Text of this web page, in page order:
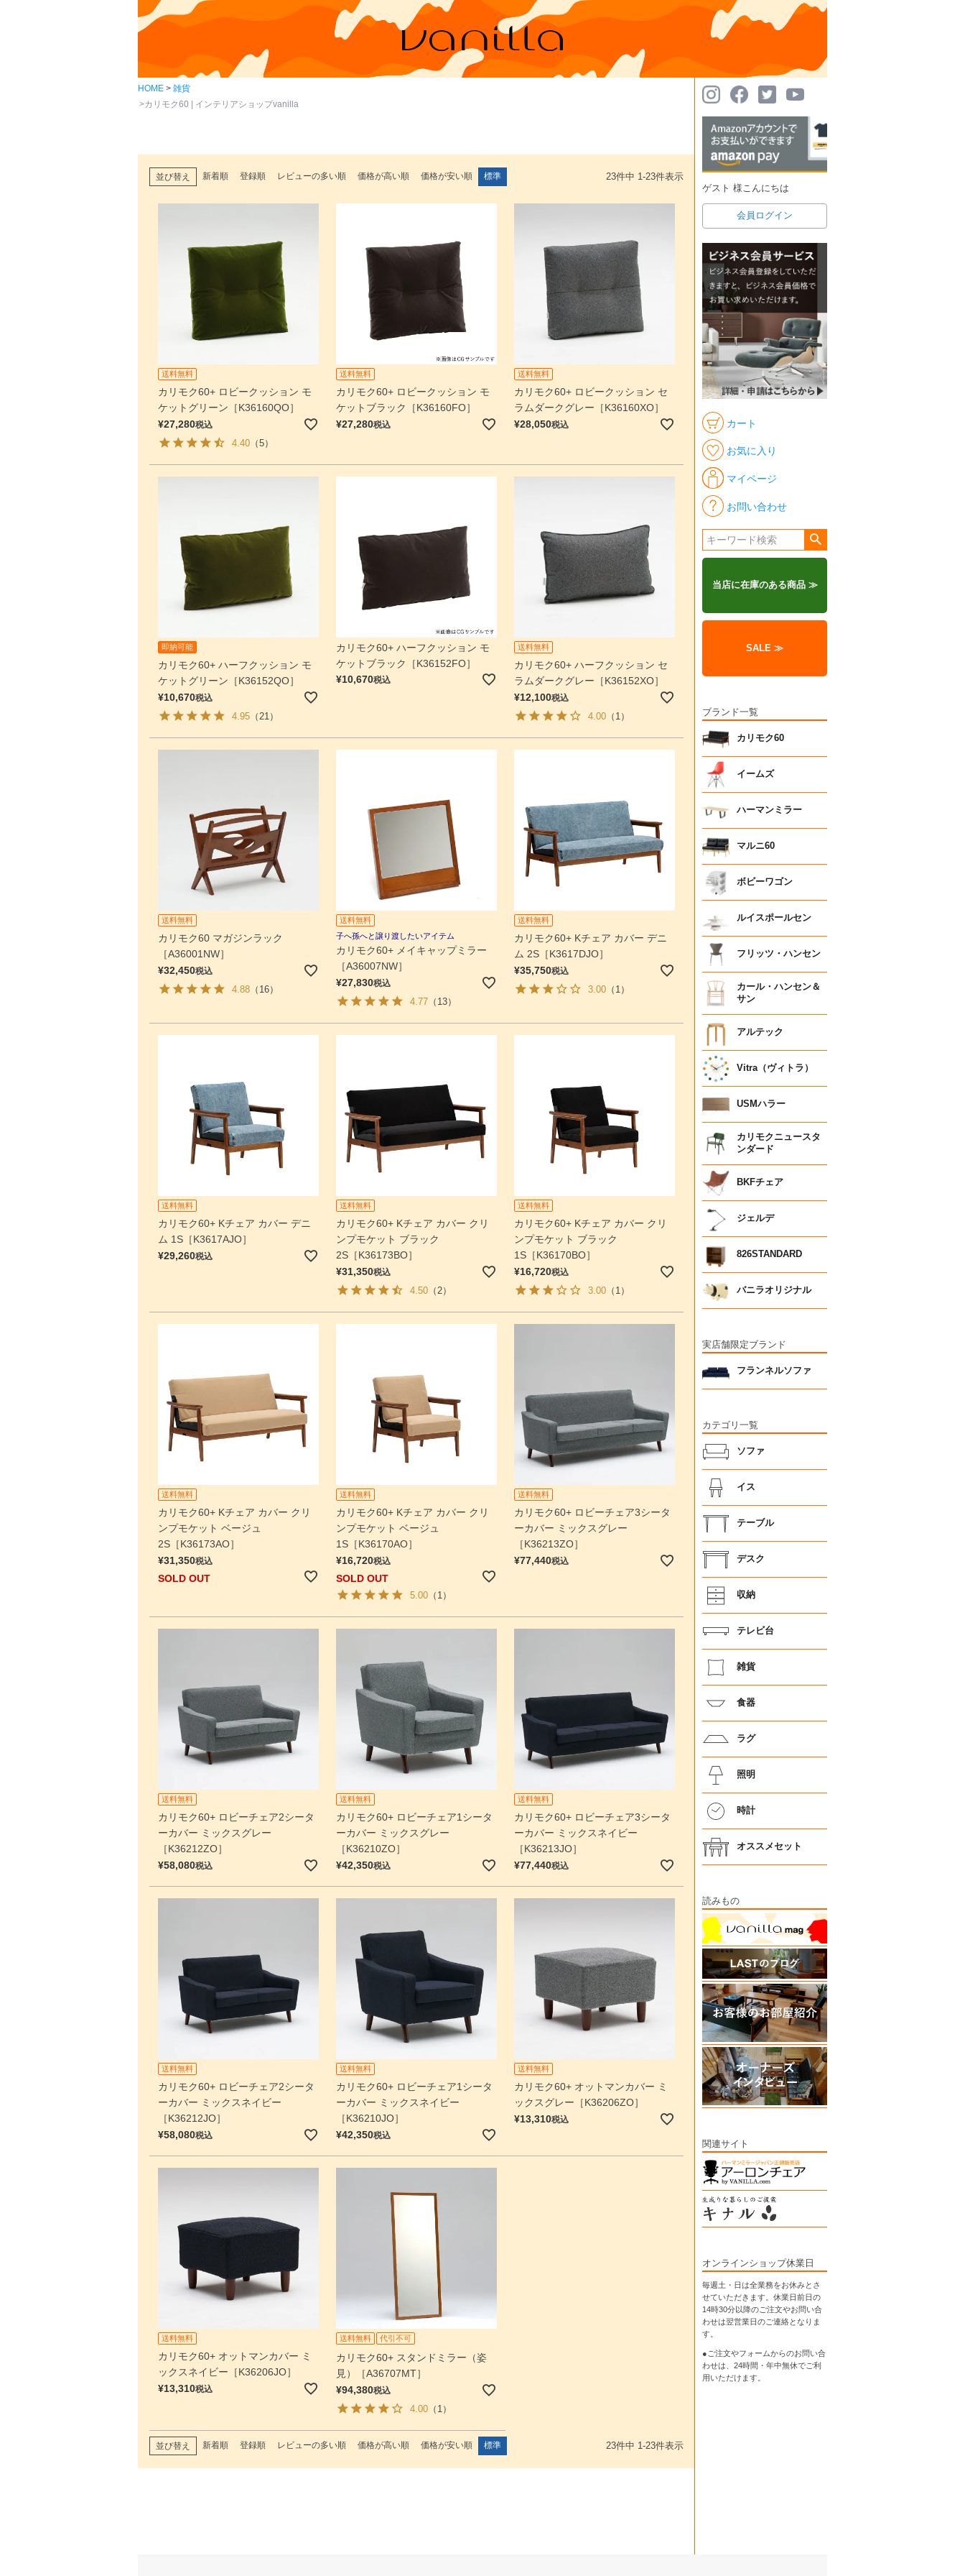
HOME
雑貨
カリモク60 | インテリアショップvanilla
並び替え 新着順 登録順 レビューの多い順 価格が高い順 価格が安い順 標準 23件中 1-23件表示
送料無料
カリモク60+ ロビークッション モ
ケットグリーン［K36160QO］
¥27,280税込
4.40（5）
送料無料
カリモク60+ ロビークッション モ
ケットブラック［K36160FO］
¥27,280税込
送料無料
カリモク60+ ロビークッション セ
ラムダークグレー［K36160XO］
¥28,050税込
即納可能
カリモク60+ ハーフクッション モ
ケットグリーン［K36152QO］
¥10,670税込
4.95（21）
カリモク60+ ハーフクッション モ
ケットブラック［K36152FO］
¥10,670税込
送料無料
カリモク60+ ハーフクッション セ
ラムダークグレー［K36152XO］
¥12,100税込
4.00（1）
送料無料
カリモク60 マガジンラック
［A36001NW］
¥32,450税込
4.88（16）
送料無料
子へ孫へと譲り渡したいアイテム
カリモク60+ メイキャップミラー
［A36007NW］
¥27,830税込
4.77（13）
送料無料
カリモク60+ Kチェア カバー デニ
ム 2S［K3617DJO］
¥35,750税込
3.00（1）
送料無料
カリモク60+ Kチェア カバー デニ
ム 1S［K3617AJO］
¥29,260税込
送料無料
カリモク60+ Kチェア カバー クリ
ンプモケット ブラック
2S［K36173BO］
¥31,350税込
4.50（2）
送料無料
カリモク60+ Kチェア カバー クリ
ンプモケット ブラック
1S［K36170BO］
¥16,720税込
3.00（1）
送料無料
カリモク60+ Kチェア カバー クリ
ンプモケット ベージュ
2S［K36173AO］
¥31,350税込
SOLD OUT
送料無料
カリモク60+ Kチェア カバー クリ
ンプモケット ベージュ
1S［K36170AO］
¥16,720税込
SOLD OUT
5.00（1）
送料無料
カリモク60+ ロビーチェア3シータ
ーカバー ミックスグレー
［K36213ZO］
¥77,440税込
送料無料
カリモク60+ ロビーチェア2シータ
ーカバー ミックスグレー
［K36212ZO］
¥58,080税込
送料無料
カリモク60+ ロビーチェア1シータ
ーカバー ミックスグレー
［K36210ZO］
¥42,350税込
送料無料
カリモク60+ ロビーチェア3シータ
ーカバー ミックスネイビー
［K36213JO］
¥77,440税込
送料無料
カリモク60+ ロビーチェア2シータ
ーカバー ミックスネイビー
［K36212JO］
¥58,080税込
送料無料
カリモク60+ ロビーチェア1シータ
ーカバー ミックスネイビー
［K36210JO］
¥42,350税込
送料無料
カリモク60+ オットマンカバー ミ
ックスグレー［K36206ZO］
¥13,310税込
送料無料
カリモク60+ オットマンカバー ミ
ックスネイビー［K36206JO］
¥13,310税込
送料無料 代引不可
カリモク60+ スタンドミラー（姿
見）［A36707MT］
¥94,380税込
4.00（1）
並び替え 新着順 登録順 レビューの多い順 価格が高い順 価格が安い順 標準 23件中 1 -23件表示
ゲスト 様こんにちは
会員ログイン
カート
お気に入り
マイページ
お問い合わせ
検索
当店に在庫のある商品 ≫
SALE ≫
ブランド一覧
カリモク60
イームズ
ハーマンミラー
マルニ60
ボビーワゴン
ルイスポールセン
フリッツ・ハンセン
カール・ハンセン＆
サン
アルテック
Vitra（ヴィトラ）
USMハラー
カリモクニュースタ
ンダード
BKFチェア
ジェルデ
826STANDARD
バニラオリジナル
実店舗限定ブランド
フランネルソファ
カテゴリ一覧
ソファ
イス
テーブル
デスク
収納
テレビ台
雑貨
食器
ラグ
照明
時計
オススメセット
読みもの
関連サイト
オンラインショップ休業日
毎週土・日は全業務をお休みとさ
せていただきます。休業日前日の
14時30分以降のご注文やお問い合
わせは翌営業日のご連絡となりま
す。
●ご注文やフォームからのお問い合
わせは、 24時間・年中無休でご利
用いただけます。